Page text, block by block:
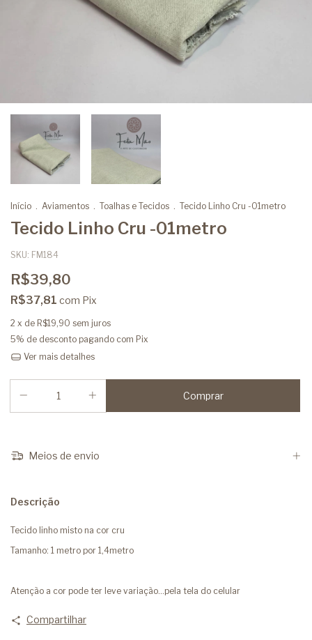
Início . Aviamentos . Toalhas e Tecidos . Tecido Linho Cru -01metro
Tecido Linho Cru -01metro
SKU: FM184
R$39,80
R$37,81 com Pix
2 x de R$19,90 sem juros
5% de desconto pagando com Pix
Ver mais detalhes
Meios de envio
Descrição
Tecido linho misto na cor cru
Tamanho: 1 metro por 1,4metro
Atenção a cor pode ter leve variação...pela tela do celular
Compartilhar